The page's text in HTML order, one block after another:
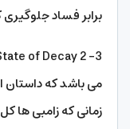
برابر فساد جلوگیری
زمانی که زامبی ها